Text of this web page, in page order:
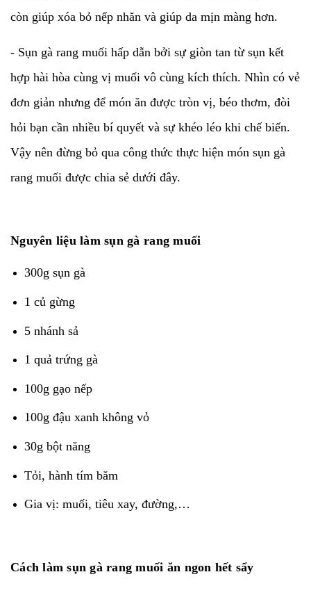
còn giúp xóa bỏ nếp nhăn và giúp da mịn màng hơn.
- Sụn gà rang muối hấp dẫn bởi sự giòn tan từ sụn kết
hợp hài hòa cùng vị muối vô cùng kích thích. Nhìn có vẻ
đơn giản nhưng để món ăn được tròn vị, béo thơm, đòi
hỏi bạn cần nhiều bí quyết và sự khéo léo khi chế biến.
Vậy nên đừng bỏ qua công thức thực hiện món sụn gà
rang muối được chia sẻ dưới đây.
Nguyên liệu làm sụn gà rang muối
300g sụn gà
1 củ gừng
5 nhánh sả
1 quả trứng gà
100g gạo nếp
100g đậu xanh không vỏ
30g bột năng
Tỏi, hành tím băm
Gia vị: muối, tiêu xay, đường,…
Cách làm sụn gà rang muối ăn ngon hết sẩy